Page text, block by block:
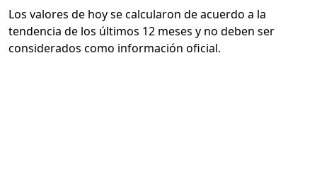
Los valores de hoy se calcularon de acuerdo a la
tendencia de los últimos 12 meses y no deben ser
considerados como información oficial.